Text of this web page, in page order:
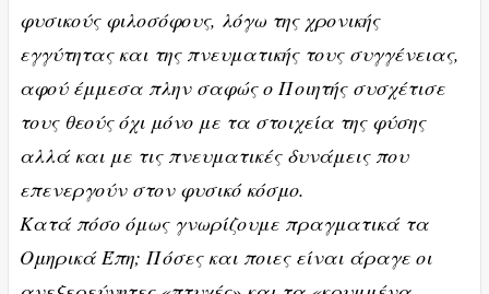
φυσικούς φιλοσόφους, λόγω της χρονικής
εγγύτητας και της πνευματικής τους συγγένειας,
αφού έμμεσα πλην σαφώς ο Ποιητής συσχέτισε
τους θεούς όχι μόνο με τα στοιχεία της φύσης
αλλά και με τις πνευματικές δυνάμεις που
επενεργούν στον φυσικό κόσμο.
Κατά πόσο όμως γνωρίζουμε πραγματικά τα
Ομηρικά Έπη; Πόσες και ποιες είναι άραγε οι